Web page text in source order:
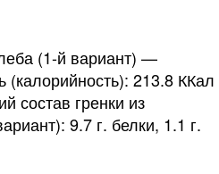
(1-й вариант) —
(калорийность): 213.8 ККал
состав гренки из
9.7 г. белки, 1.1 г.